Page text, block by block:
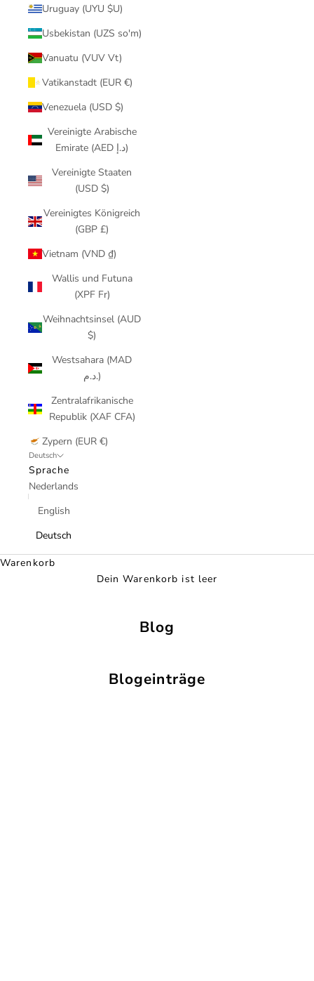
Uruguay (UYU $U)
Usbekistan (UZS so'm)
Vanuatu (VUV Vt)
Vatikanstadt (EUR €)
Venezuela (USD $)
Vereinigte Arabische
Emirate (AED د.إ)
Vereinigte Staaten
(USD $)
Vereinigtes Königreich
(GBP £)
Vietnam (VND ₫)
Wallis und Futuna
(XPF Fr)
Weihnachtsinsel (AUD
$)
Westsahara (MAD
د.م.)
Zentralafrikanische
Republik (XAF CFA)
Zypern (EUR €)
Deutsch
Sprache
Nederlands
English
Deutsch
Warenkorb
Dein Warenkorb ist leer
Blog
Blogeinträge